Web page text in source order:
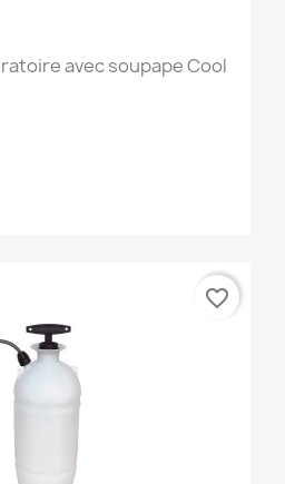
avec soupape Cool
favorite_border